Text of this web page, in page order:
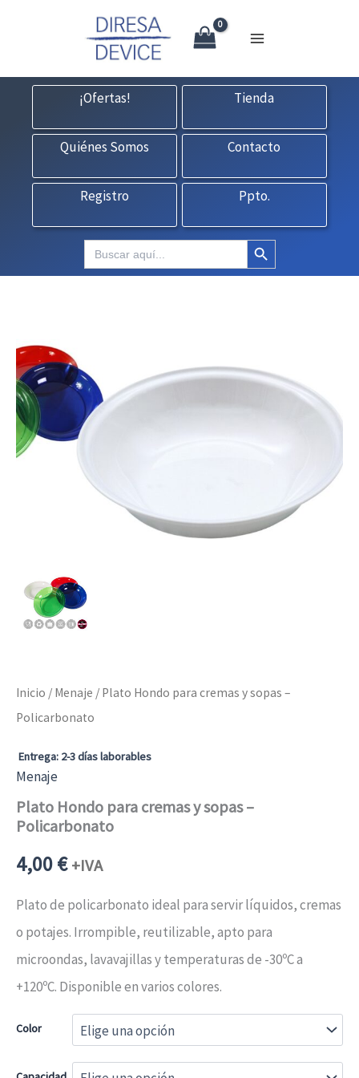
consultas@fedbuy.es| Formulario | Tlf.
¡Ofertas!
Tienda
Quiénes Somos Contacto
Registro Ppto.
Buscar: Botón de búsqueda
Inicio / Menaje / Plato Hondo para cremas y sopas –
Policarbonato
Entrega: 2-3 días laborables
Menaje
Plato Hondo para cremas y sopas –
Policarbonato
4,00€ +IVA
Plato de policarbonato ideal para servir líquidos, cremas
o potajes. Irrompible, reutilizable, apto para
microondas, lavavajillas y temperaturas de -30ºC a
+120ºC. Disponible en varios colores.
Color